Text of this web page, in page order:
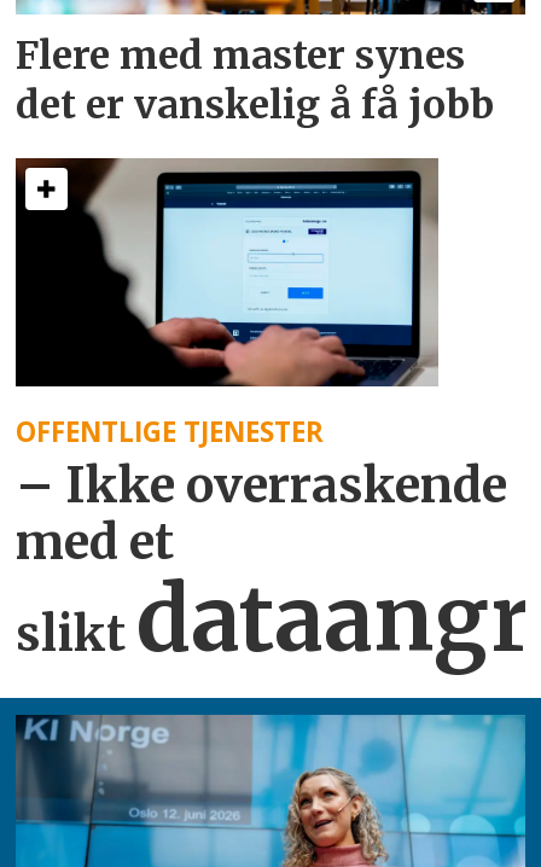
Flere med master synes
det er vanskelig å få jobb
OFFENTLIGE TJENESTER
– Ikke overraskende
med et
slikt